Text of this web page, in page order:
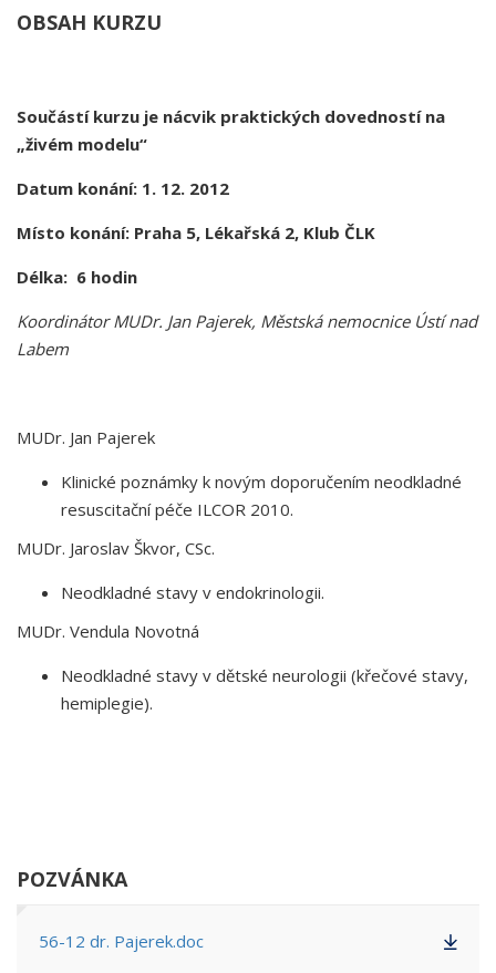
OBSAH KURZU
Součástí kurzu je nácvik praktických dovedností na
„živém modelu“
Datum konání: 1. 12. 2012
Místo konání: Praha 5, Lékařská 2, Klub ČLK
Délka: 6 hodin
Koordinátor MUDr. Jan Pajerek, Městská nemocnice Ústí nad
Labem
MUDr. Jan Pajerek
Klinické poznámky k novým doporučením neodkladné
resuscitační péče ILCOR 2010.
MUDr. Jaroslav Škvor, CSc.
Neodkladné stavy v endokrinologii.
MUDr. Vendula Novotná
Neodkladné stavy v dětské neurologii (křečové stavy,
hemiplegie).
POZVÁNKA
56-12 dr. Pajerek.doc